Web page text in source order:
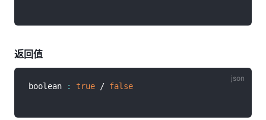
返回值
boolean : true / false